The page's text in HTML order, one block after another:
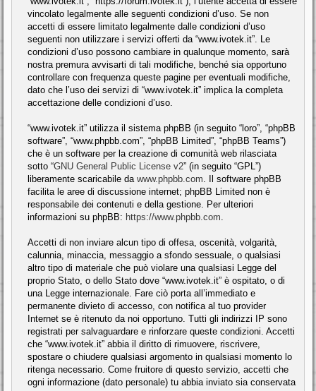
vincolato legalmente alle seguenti condizioni d’uso. Se non
accetti di essere limitato legalmente dalle condizioni d’uso
seguenti non utilizzare i servizi offerti da “www.ivotek.it”. Le
condizioni d’uso possono cambiare in qualunque momento, sarà
nostra premura avvisarti di tali modifiche, benché sia opportuno
controllare con frequenza queste pagine per eventuali modifiche,
dato che l’uso dei servizi di “www.ivotek.it” implica la completa
accettazione delle condizioni d’uso.
“www.ivotek.it” utilizza il sistema phpBB (in seguito “loro”, “phpBB
software”, “www.phpbb.com”, “phpBB Limited”, “phpBB Teams”)
che è un software per la creazione di comunità web rilasciata
sotto “GNU General Public License v2” (in seguito “GPL”)
liberamente scaricabile da www.phpbb.com. Il software phpBB
facilita le aree di discussione internet; phpBB Limited non è
responsabile dei contenuti e della gestione. Per ulteriori
informazioni su phpBB: https://www.phpbb.com.
Accetti di non inviare alcun tipo di offesa, oscenità, volgarità,
calunnia, minaccia, messaggio a sfondo sessuale, o qualsiasi
altro tipo di materiale che può violare una qualsiasi Legge del
proprio Stato, o dello Stato dove “www.ivotek.it” è ospitato, o di
una Legge internazionale. Fare ciò porta all’immediato e
permanente divieto di accesso, con notifica al tuo provider
Internet se è ritenuto da noi opportuno. Tutti gli indirizzi IP sono
registrati per salvaguardare e rinforzare queste condizioni. Accetti
che “www.ivotek.it” abbia il diritto di rimuovere, riscrivere,
spostare o chiudere qualsiasi argomento in qualsiasi momento lo
ritenga necessario. Come fruitore di questo servizio, accetti che
ogni informazione (dato personale) tu abbia inviato sia conservata